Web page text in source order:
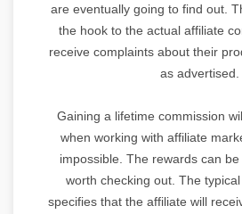
are eventually going to find out.
the hook to the actual affiliate
receive complaints about their
as advertised.
Gaining a lifetime commission
when working with affiliate
impossible. The rewards can
worth checking out. The
specifies that the affiliate will